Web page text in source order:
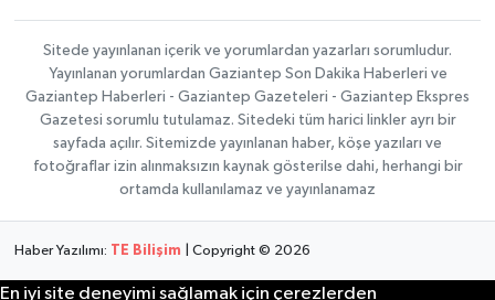
Sitede yayınlanan içerik ve yorumlardan yazarları sorumludur.
Yayınlanan yorumlardan Gaziantep Son Dakika Haberleri ve
Gaziantep Haberleri - Gaziantep Gazeteleri - Gaziantep Ekspres
Gazetesi sorumlu tutulamaz. Sitedeki tüm harici linkler ayrı bir
sayfada açılır. Sitemizde yayınlanan haber, köşe yazıları ve
fotoğraflar izin alınmaksızın kaynak gösterilse dahi, herhangi bir
ortamda kullanılamaz ve yayınlanamaz
Haber Yazılımı: TE Bilişim | Copyright © 2026
En iyi site deneyimi sağlamak için çerezlerden